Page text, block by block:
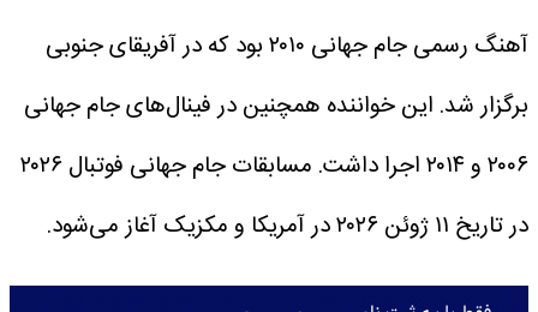
آهنگ رسمی جام جهانی ۲۰۱۰ بود که در آفریقای جنوبی
برگزار شد. این خواننده همچنین در فینال‌های جام جهانی
۲۰۰۶ و ۲۰۱۴ اجرا داشت.
مسابقات جام جهانی فوتبال ۲۰۲۶
در تاریخ ۱۱ ژوئن ۲۰۲۶ در آمریکا و مکزیک آغاز می‌شود.